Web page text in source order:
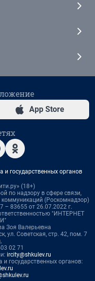
App Store
государственных органов
(18+)
по надзору в сфере связи,
(Роскомнадзор)
83655 от 26.07.2022 г.
"ИНТЕРНЕТ
Зоя Валерьевна
ул. Советская, стр. 42, пом. 7
02 71
ircity@shkulev.ru
государственных органов: